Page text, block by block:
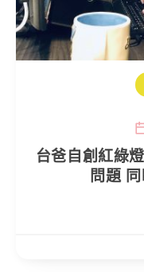
台爸自創紅綠
問題